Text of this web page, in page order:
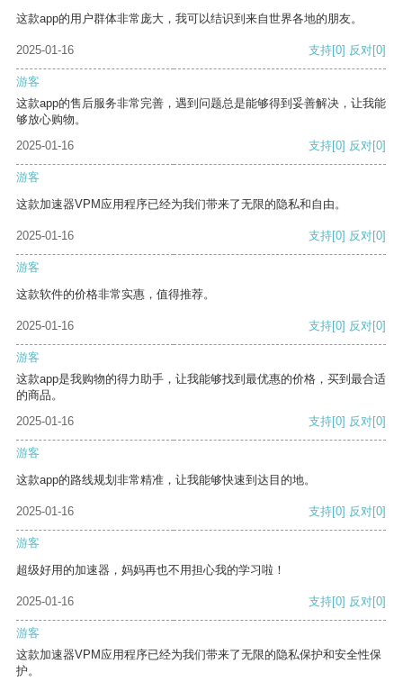
这款app的用户群体非常庞大，我可以结识到来自世界各地的朋友。
2025-01-16 支持[0] 反对[0]
游客
这款app的售后服务非常完善，遇到问题总是能够得到妥善解决，让我能
够放心购物。
2025-01-16
支持[0] 反对[0]
游客
这款加速器VPM应用程序已经为我们带来了无限的隐私和自由。
2025-01-16 支持[0] 反对[0]
游客
这款软件的价格非常实惠，值得推荐。
2025-01-16 支持[0] 反对[0]
游客
这款app是我购物的得力助手，让我能够找到最优惠的价格，买到最合适
的商品。
2025-01-16
支持[0] 反对[0]
游客
这款app的路线规划非常精准，让我能够快速到达目的地。
2025-01-16 支持[0] 反对[0]
游客
超级好用的加速器，妈妈再也不用担心我的学习啦！
2025-01-16 支持[0] 反对[0]
游客
这款加速器VPM应用程序已经为我们带来了无限的隐私保护和安全性保
护。